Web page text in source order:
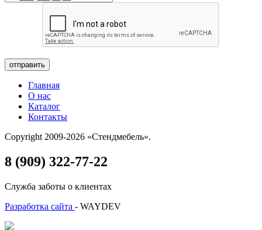
отправить
Главная
О нас
Каталог
Контакты
Copyright 2009-2026 «Стендмебель».
8 (909) 322-77-22
Служба заботы о клиентах
Разработка сайта - WAYDEV